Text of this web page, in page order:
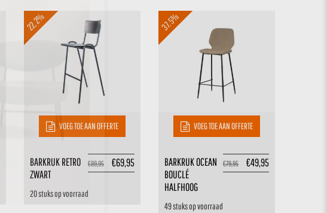
22.2%
VOEG TOE AAN OFFERTE
€89,95 €69,95
20 stuks op voorraad
BARKRUK RETRO
ZWART
37.5%
VOEG TOE AAN OFFERTE
€79,95 €49,95
49 stuks op voorraad
BARKRUK OCEAN
BOUCLÉ
HALFHOOG